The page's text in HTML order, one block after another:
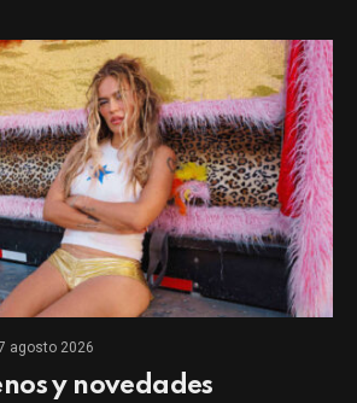
agosto 2026
y novedades